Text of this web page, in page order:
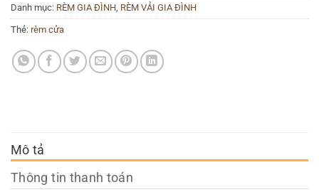
Danh mục: RÈM GIA ĐÌNH RÈM VẢI GIA ĐÌNH
Thẻ: rèm cửa
Mô tả
Thông tin thanh toán